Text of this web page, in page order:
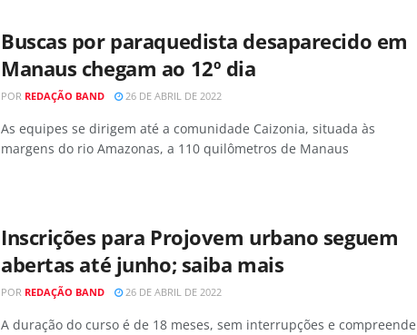
Buscas por paraquedista desaparecido em
Manaus chegam ao 12º dia
POR REDAÇÃO BAND 26 DE ABRIL DE 2022
As equipes se dirigem até a comunidade Caizonia, situada às
margens do rio Amazonas, a 110 quilômetros de Manaus
Inscrições para Projovem urbano seguem
abertas até junho; saiba mais
POR REDAÇÃO BAND 26 DE ABRIL DE 2022
A duração do curso é de 18 meses, sem interrupções e compreende